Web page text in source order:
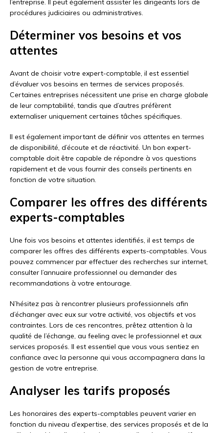
l’entreprise. Il peut également assister les dirigeants lors de
procédures judiciaires ou administratives.
Déterminer vos besoins et vos
attentes
Avant de choisir votre expert-comptable, il est essentiel
d’évaluer vos besoins en termes de services proposés.
Certaines entreprises nécessitent une prise en charge globale
de leur comptabilité, tandis que d’autres préfèrent
externaliser uniquement certaines tâches spécifiques.
Il est également important de définir vos attentes en termes
de disponibilité, d’écoute et de réactivité. Un bon expert-
comptable doit être capable de répondre à vos questions
rapidement et de vous fournir des conseils pertinents en
fonction de votre situation.
Comparer les offres des différents
experts-comptables
Une fois vos besoins et attentes identifiés, il est temps de
comparer les offres des différents experts-comptables. Vous
pouvez commencer par effectuer des recherches sur internet,
consulter l’annuaire professionnel ou demander des
recommandations à votre entourage.
N’hésitez pas à rencontrer plusieurs professionnels afin
d’échanger avec eux sur votre activité, vos objectifs et vos
contraintes. Lors de ces rencontres, prêtez attention à la
qualité de l’échange, au feeling avec le professionnel et aux
services proposés. Il est essentiel que vous vous sentiez en
confiance avec la personne qui vous accompagnera dans la
gestion de votre entreprise.
Analyser les tarifs proposés
Les honoraires des experts-comptables peuvent varier en
fonction du niveau d’expertise, des services proposés et de la